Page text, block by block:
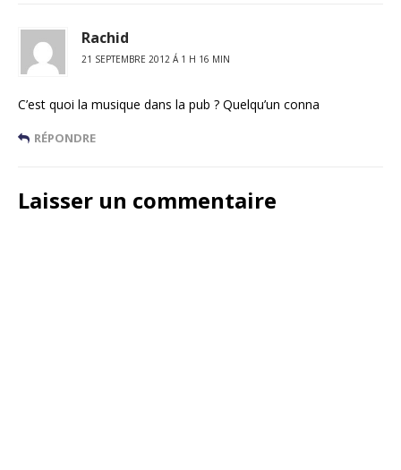
Rachid
21 SEPTEMBRE 2012 Á 1 H 16 MIN
C’est quoi la musique dans la pub ? Quelqu’un conna
RÉPONDRE
Laisser un commentaire